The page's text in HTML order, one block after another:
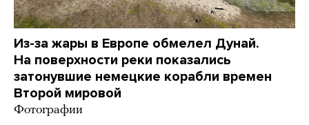
Из-за жары в Европе обмелел Дунай.
На поверхности реки показались
затонувшие немецкие корабли времен
Второй мировой
Фотографии